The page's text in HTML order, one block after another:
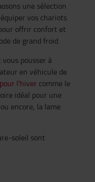
une sélection
vos chariots
offrir confort et
de grand froid.
pousser à
en véhicule de
l'hiver comme le
idéal pour une
encore, la lame
soleil sont